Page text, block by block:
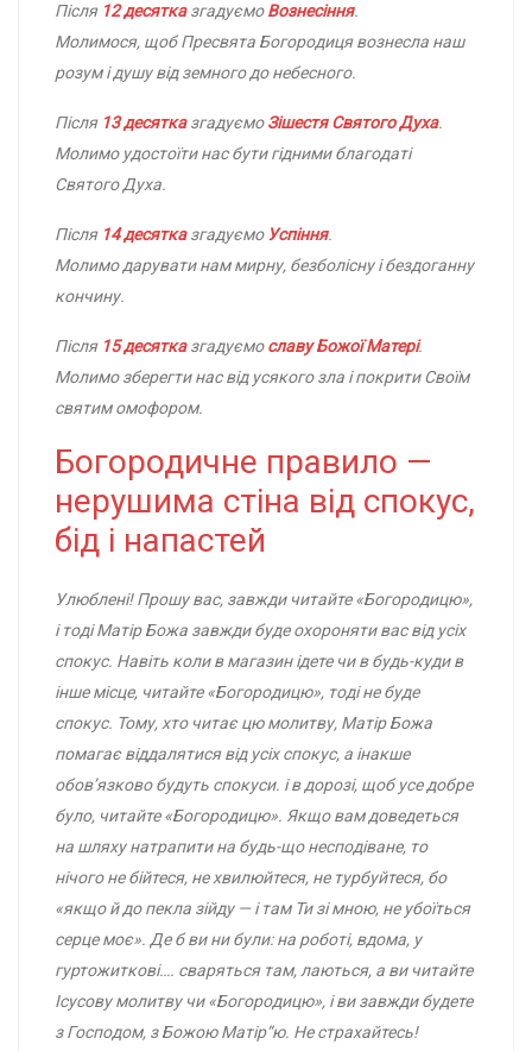
Після 12 десятказгадуємоВознесіння.
Молимося, щоб Пресвята Богородиця вознесла наш
розум і душу від земного до небесного.
Після 13 десятказгадуємоЗішестя Святого Духа.
Молимо удостоїти нас бути гідними благодаті
Святого Духа.
Після 14 десятказгадуємо Успіння.
Молимо дарувати нам мирну, безболісну і бездоганну
кончину.
Після 15 десятказгадуємославу Божої Матері.
Молимо зберегти нас від усякого зла і покрити Своїм
святим омофором.
Богородичне правило —
нерушима стіна від спокус,
бід і напастей
Улюблені! Прошу вас, завжди читайте «Богородицю»,
і тоді Матір Божа завжди буде охороняти вас від усіх
спокус. Навіть коли в магазин ідете чи в будь-куди в
інше місце, читайте «Богородицю», тоді не буде
спокус. Тому, хто читає цю молитву, Матір Божа
помагає віддалятися від усіх спокус, а інакше
обов’язково будуть спокуси. і в дорозі, щоб усе добре
було, читайте «Богородицю». Якщо вам доведеться
на шляху натрапити на будь-що несподіване, то
нічого не бійтеся, не хвилюйтеся, не турбуйтеся, бо
«якщо й до пекла зійду — і там Ти зі мною, не убоїться
серце моє». Де б ви ни були: на роботі, вдома, у
гуртожиткові…. сваряться там, лаються, а ви читайте
Ісусову молитву чи «Богородицю», і ви завжди будете
з Господом, з Божою Матір“ю. Не страхайтесь!